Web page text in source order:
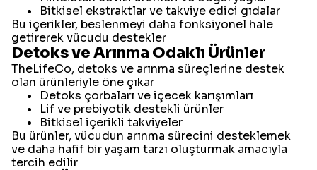
Bitkisel ekstraktlar ve takviye edici gıdalar
Bu içerikler, beslenmeyi daha fonksiyonel hale
getirerek vücudu destekler
Detoks ve Arınma Odaklı Ürünler
TheLifeCo, detoks ve arınma süreçlerine destek
olan ürünleriyle öne çıkar
Detoks çorbaları ve içecek karışımları
Lif ve prebiyotik destekli ürünler
Bitkisel içerikli takviyeler
Bu ürünler, vücudun arınma sürecini desteklemek
ve daha hafif bir yaşam tarzı oluşturmak amacıyla
tercih edilir